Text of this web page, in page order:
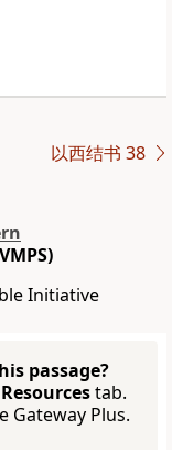
以西结书 38
Initiative
passage?
Resourcestab.
Gateway Plus.